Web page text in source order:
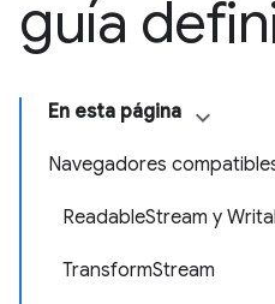
guía
En esta página
Navegadores
ReadableStream y
TransformStream